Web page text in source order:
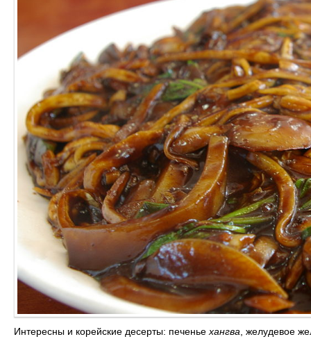
Интересны и корейские десерты: печенье хангва , желудевое